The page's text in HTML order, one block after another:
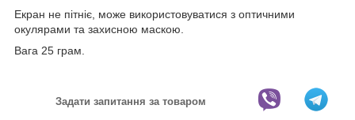
Екран не пітніє, може використовуватися з оптичними
окулярами та захисною маскою.
Вага 25 грам.
Задати запитання за товаром